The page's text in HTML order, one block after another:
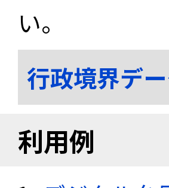
い。
行政境界デ
利用例